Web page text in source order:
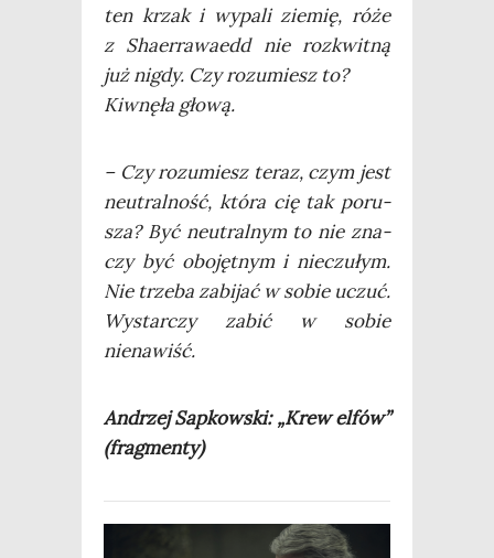
ten krzak i wypa­li zie­mię, róże
z Sha­er­ra­wa­edd nie roz­kwit­ną
już nigdy. Czy rozu­miesz to?
Kiw­nę­ła głową.
– Czy rozu­miesz teraz, czym jest
neu­tral­ność, któ­ra cię tak poru­
sza? Być neu­tral­nym to nie zna­
czy być obo­jęt­nym i nie­czu­łym.
Nie trze­ba zabi­jać w sobie uczuć.
Wystar­czy zabić w sobie
nienawiść.
Andrzej Sap­kow­ski: „Krew elfów”
(frag­men­ty)